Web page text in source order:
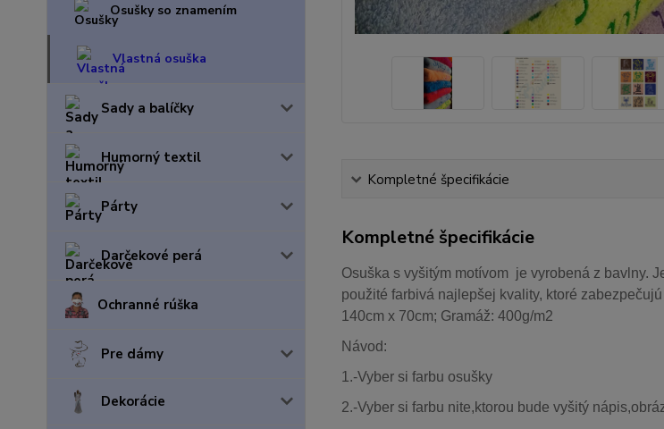
Osušky so znamením
Vlastná osuška
Sady a balíčky
Humorný textil
Párty
Darčekové perá
Ochranné rúška
Pre dámy
Dekorácie
Kompletné špecifikácie
Kompletné špecifikácie
Osuška s vyšitým motívom je vyrobená z bavlny.
použité farbivá najlepšej kvality, ktoré
140cm x 70cm; Gramáž: 400g/m2
Návod:
1.-Vyber si farbu osušky
2.-Vyber si farbu nite,ktorou bude vyšitý